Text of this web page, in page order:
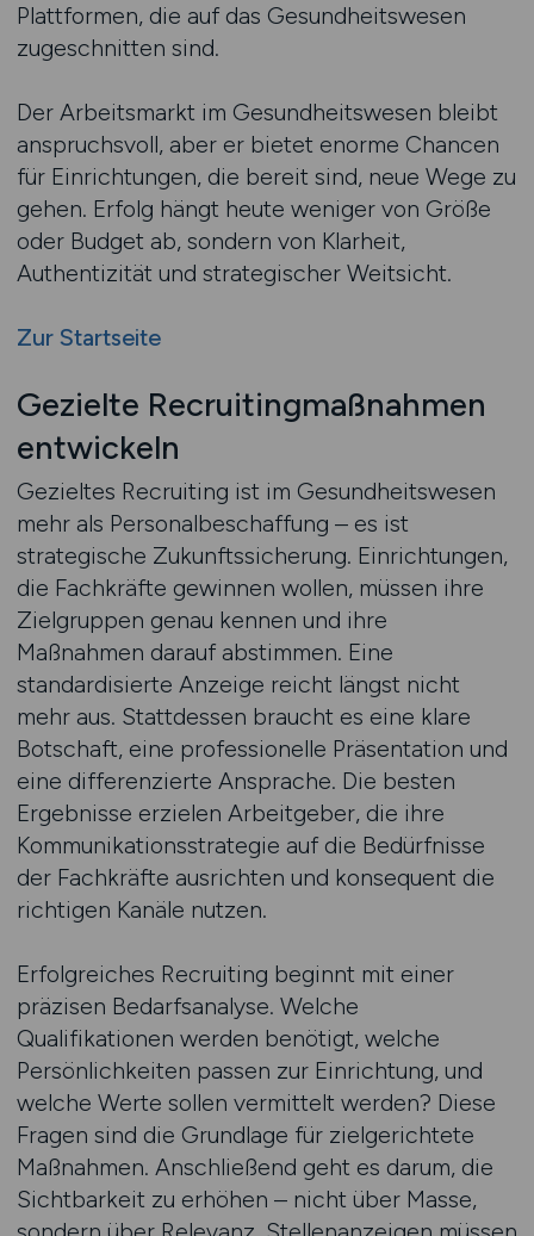
Plattformen, die auf das Gesundheitswesen
zugeschnitten sind.
Der Arbeitsmarkt im Gesundheitswesen bleibt
anspruchsvoll, aber er bietet enorme Chancen
für Einrichtungen, die bereit sind, neue Wege zu
gehen. Erfolg hängt heute weniger von Größe
oder Budget ab, sondern von Klarheit,
Authentizität und strategischer Weitsicht.
Zur Startseite
Gezielte Recruitingmaßnahmen
entwickeln
Gezieltes Recruiting ist im Gesundheitswesen
mehr als Personalbeschaffung – es ist
strategische Zukunftssicherung. Einrichtungen,
die Fachkräfte gewinnen wollen, müssen ihre
Zielgruppen genau kennen und ihre
Maßnahmen darauf abstimmen. Eine
standardisierte Anzeige reicht längst nicht
mehr aus. Stattdessen braucht es eine klare
Botschaft, eine professionelle Präsentation und
eine differenzierte Ansprache. Die besten
Ergebnisse erzielen Arbeitgeber, die ihre
Kommunikationsstrategie auf die Bedürfnisse
der Fachkräfte ausrichten und konsequent die
richtigen Kanäle nutzen.
Erfolgreiches Recruiting beginnt mit einer
präzisen Bedarfsanalyse. Welche
Qualifikationen werden benötigt, welche
Persönlichkeiten passen zur Einrichtung, und
welche Werte sollen vermittelt werden? Diese
Fragen sind die Grundlage für zielgerichtete
Maßnahmen. Anschließend geht es darum, die
Sichtbarkeit zu erhöhen – nicht über Masse,